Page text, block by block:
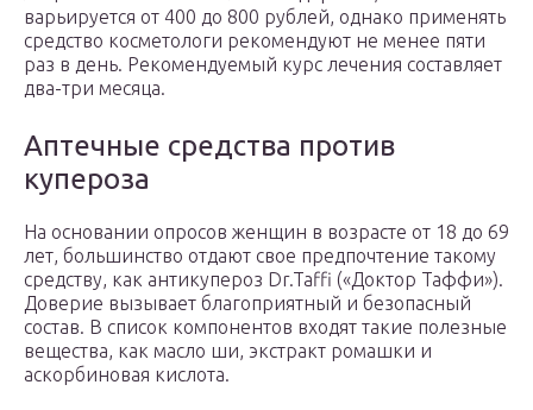
варьируется от 400 до 800 рублей, однако применять
средство косметологи рекомендуют не менее пяти
раз в день. Рекомендуемый курс лечения составляет
два-три месяца.
Аптечные средства против
купероза
На основании опросов женщин в возрасте от 18 до 69
лет, большинство отдают свое предпочтение такому
средству, как антикупероз Dr.Taffi («Доктор Таффи»).
Доверие вызывает благоприятный и безопасный
состав. В список компонентов входят такие полезные
вещества, как масло ши, экстракт ромашки и
аскорбиновая кислота.